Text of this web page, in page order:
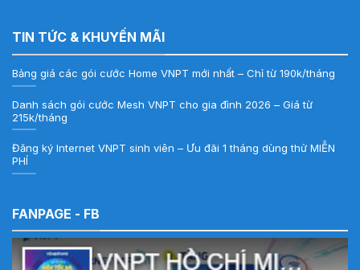
TIN TỨC & KHUYẾN MÃI
Bảng giá các gói cước Home VNPT mới nhất – Chỉ từ 190k/tháng
Danh sách gói cước Mesh VNPT cho gia đình 2026 – Giá từ
215k/tháng
Đăng ký Internet VNPT sinh viên – Ưu đãi 1 tháng dùng thử MIỄN
PHÍ
FANPAGE - FB